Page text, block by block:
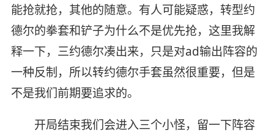
能抢就抢，其他的随意。有人可能疑惑，转型约
德尔的拳套和铲子为什么不是优先抢，这里我解
释一下，三约德尔凑出来，只是对ad输出阵容的
一种反制，所以转约德尔手套虽然很重要，但是
不是我们前期要追求的。
开局结束我们会进入三个小怪，留一下阵容